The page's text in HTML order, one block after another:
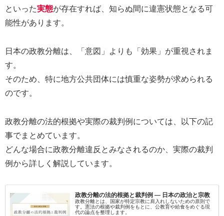
といった実態が存在すれば、知らぬ間に違憲状態となる可
能性があります。
日本の政教分離は、「意図」よりも「効果」が重視されま
す。
そのため、特に地方公共団体には慎重な姿勢が求められる
のです。
政教分離の法的根拠や実際の裁判例については、以下の記
事でまとめています。
どんな場合に政教分離違反とみなされるのか、実際の裁判
例から詳しく解説しています。
政教分離の法的根拠と裁判例 ― 日本の政治と宗教
政教分離とは、国家が特定宗教に肩入れしないための原則で
す。憲法の根拠や裁判例をもとに、公教育や給食をめぐる現
代の論点を整理します。